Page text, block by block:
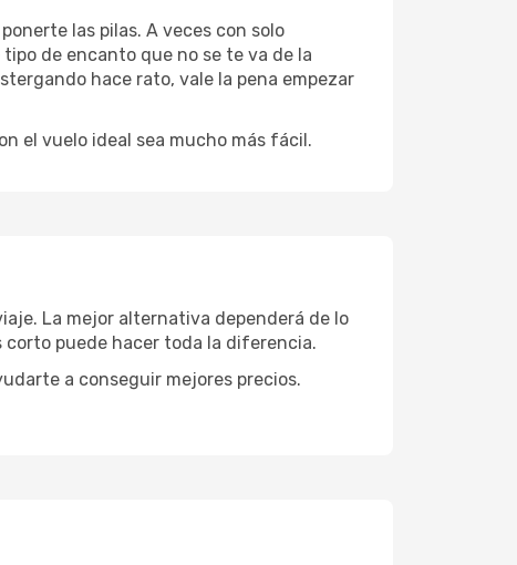
las pilas. A veces con solo
de encanto que no se te va de la
hace rato, vale la pena empezar
el vuelo ideal sea mucho más fácil.
La mejor alternativa dependerá de lo
corto puede hacer toda la diferencia.
a conseguir mejores precios.